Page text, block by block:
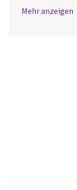
Mehr anzeigen